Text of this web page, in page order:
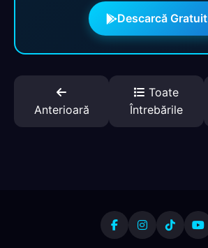
Descarcă Gratuit
Anterioară
Toate
Întrebările